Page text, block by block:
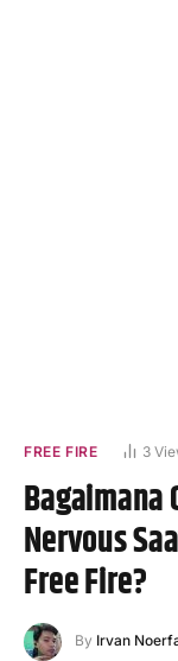
FREE FIRE 3
Bagaimana
Nervous
Free Fire?
By Irvan